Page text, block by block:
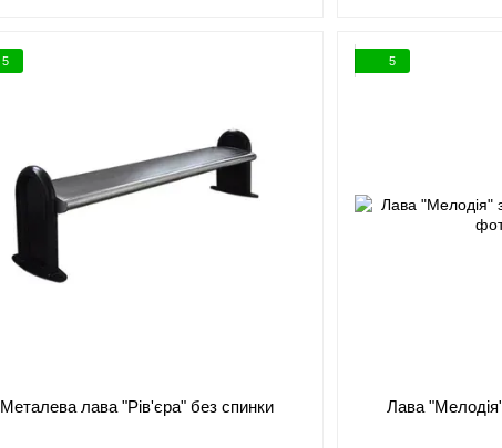
5
Металева лава "Рів'єра" без спинки
5
Лава